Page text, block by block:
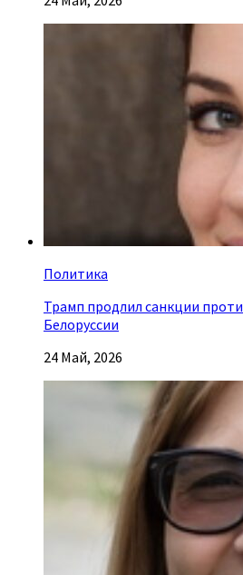
Политика
Трамп продлил санкции
Белоруссии
24 Май, 2026